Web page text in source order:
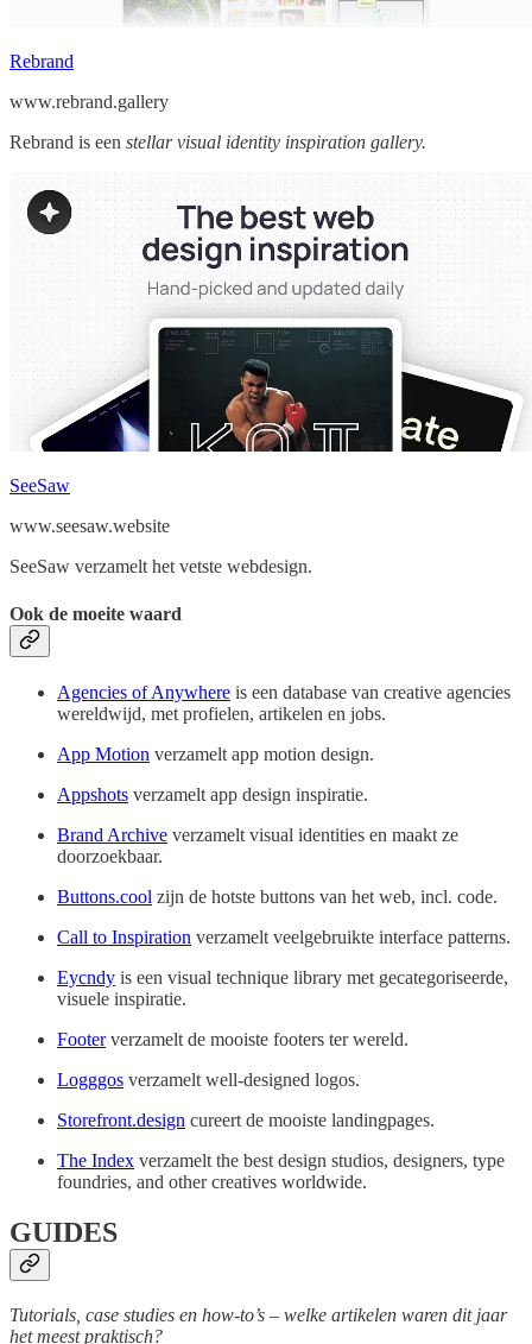
Rebrand
www.rebrand.gallery
Rebrand is een stellar visual identity inspiration gallery.
SeeSaw
www.seesaw.website
SeeSaw verzamelt het vetste webdesign.
Ook de moeite waard
Agencies of Anywhere is een database van creative agencies
wereldwijd, met profielen, artikelen en jobs.
App Motion verzamelt app motion design.
Appshots verzamelt app design inspiratie.
Brand Archive verzamelt visual identities en maakt ze
doorzoekbaar.
Buttons.cool zijn de hotste buttons van het web, incl. code.
Call to Inspiration verzamelt veelgebruikte interface patterns.
Eycndy is een visual technique library met gecategoriseerde,
visuele inspiratie.
Footerverzamelt de mooiste footers ter wereld.
Logggos verzamelt well-designed logos.
Storefront.design cureert de mooiste landingpages.
The Index verzamelt the best design studios, designers, type
foundries, and other creatives worldwide.
GUIDES
Tutorials, case studies en how-to’s – welke artikelen waren dit jaar
het meest praktisch?